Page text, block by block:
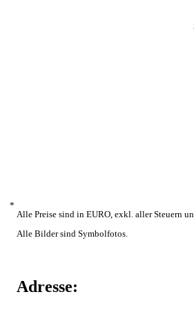
*
Alle Preise sind in EURO, exkl. aller Steuern
Alle Bilder sind Symbolfotos.
Adresse: